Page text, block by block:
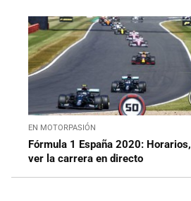
EN MOTORPASIÓN
Fórmula 1 España 2020:
ver la carrera en directo